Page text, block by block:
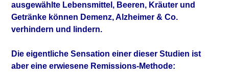
ausgewählte Lebensmittel, Beeren, Kräuter und
Getränke können Demenz, Alzheimer & Co.
verhindern und lindern.
Die eigentliche Sensation einer dieser Studien ist
aber eine erwiesene Remissions-Methode: